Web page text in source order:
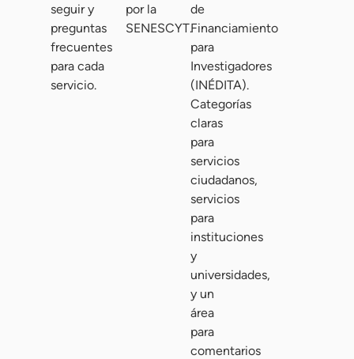
seguir y
preguntas
frecuentes
para cada
servicio.
por la
SENESCYT.
de
Financiamiento
para
Investigadores
(INÉDITA).
Categorías
claras
para
servicios
ciudadanos,
servicios
para
instituciones
y
universidades,
y un
área
para
comentarios